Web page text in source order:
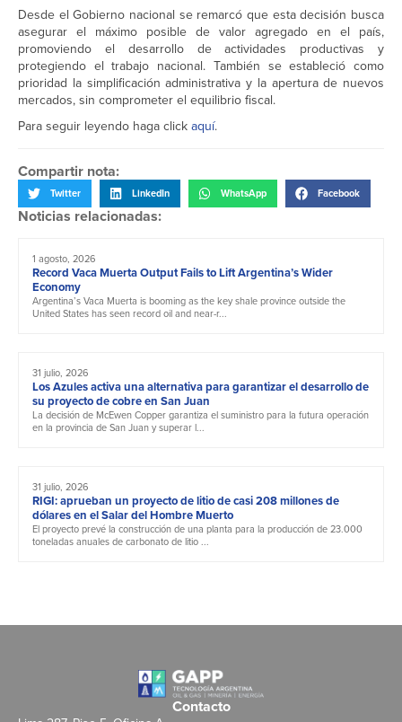
Desde el Gobierno nacional se remarcó que esta decisión busca
asegurar el máximo posible de valor agregado en el país,
promoviendo el desarrollo de actividades productivas y
protegiendo el trabajo nacional. También se estableció como
prioridad la simplificación administrativa y la apertura de nuevos
mercados, sin comprometer el equilibrio fiscal.
Para seguir leyendo haga clickaquí.
Compartir nota:
Twitter LinkedIn WhatsApp Facebook
Noticias relacionadas:
1 agosto, 2026
Record Vaca Muerta Output Fails to Lift Argentina’s Wider
Economy
Argentina’s Vaca Muerta is booming as the key shale province outside the
United States has seen record oil and near-r...
31 julio, 2026
Los Azules activa una alternativa para garantizar el desarrollo de
su proyecto de cobre en San Juan
La decisión de McEwen Copper garantiza el suministro para la futura operación
en la provincia de San Juan y superar l...
31 julio, 2026
RIGI: aprueban un proyecto de litio de casi 208 millones de
dólares en el Salar del Hombre Muerto
El proyecto prevé la construcción de una planta para la producción de 23.000
toneladas anuales de carbonato de litio ...
Contacto